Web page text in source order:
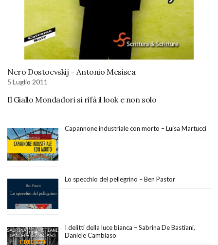
Nero Dostoevskij – Antonio Mesisca
5 Luglio 2011
Il Giallo Mondadori si rifà il look e non solo
Capannone industriale con morto – Luisa Martucci
Lo specchio del pellegrino – Ben Pastor
I delitti della luce bianca – Sabrina De Bastiani,
Daniele Cambiaso